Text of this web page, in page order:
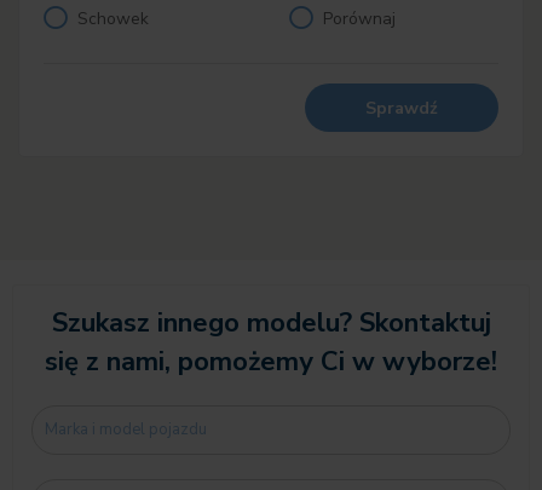
Schowek Porównaj
Sprawdź
Szukasz innego modelu? Skontaktuj
się z nami, pomożemy Ci w wyborze!